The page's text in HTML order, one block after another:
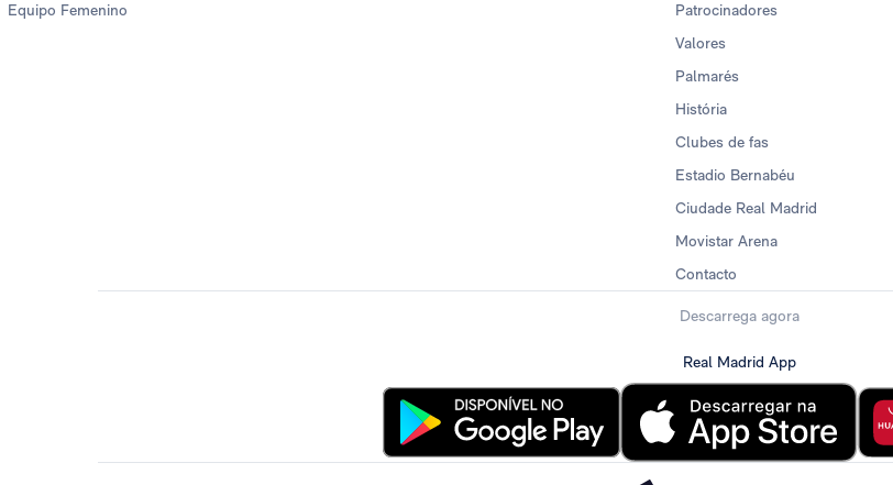
Equipo Femenino
Patrocinadores
Valores
Palmarés
História
Clubes de fas
Estadio Bernabéu
Ciudade Real Madrid
Movistar Arena
Contacto
Descarrega agora
Real Madrid App